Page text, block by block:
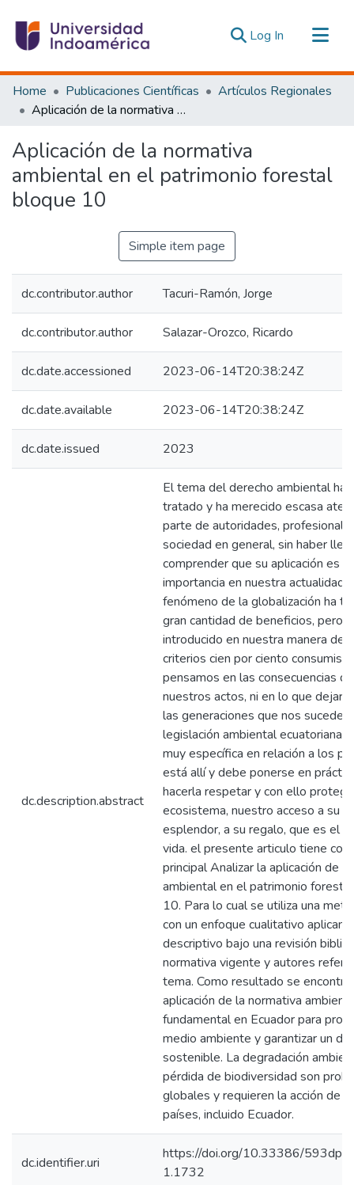
Log In (current)
Communities & Collections
All of DSpace
Estadísticas Externas
Home Publicaciones Científicas
Artículos Regionales
Aplicación de la normativa ambiental en el patrimonio forestal bloque 10
Aplicación de la normativa
ambiental en el patrimonio forestal
bloque 10
Simple item page
dc.contributor.author Tacuri-Ramón, Jorge
dc.contributor.author Salazar-Orozco, Ricardo
dc.date.accessioned 2023-06-14T20:38:24Z
dc.date.available 2023-06-14T20:38:24Z
dc.date.issued 2023
dc.description.abstract
El tema del derecho ambiental ha
tratado y ha merecido escasa
parte de autoridades,
sociedad en general, sin haber
comprender que su aplicación es
importancia en nuestra actualidad.
fenómeno de la globalización ha
gran cantidad de beneficios, pero
introducido en nuestra manera de
criterios cien por ciento
pensamos en las consecuencias
nuestros actos, ni en lo que
las generaciones que nos
legislación ambiental ecuatoriana
muy específica en relación a los
está allí y debe ponerse en
hacerla respetar y con ello
ecosistema, nuestro acceso a su
esplendor, a su regalo, que es el
vida. el presente articulo tiene
principal Analizar la aplicación de
ambiental en el patrimonio
10. Para lo cual se utiliza una
con un enfoque cualitativo
descriptivo bajo una revisión
normativa vigente y autores
tema. Como resultado se
aplicación de la normativa
fundamental en Ecuador para
medio ambiente y garantizar un
sostenible. La degradación
pérdida de biodiversidad son
globales y requieren la acción de
países, incluido Ecuador.
dc.identifier.uri
https://doi.org/10.33386/
1.1732